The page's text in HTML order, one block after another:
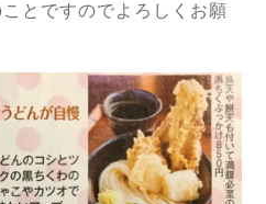
とですのでよろしくお願